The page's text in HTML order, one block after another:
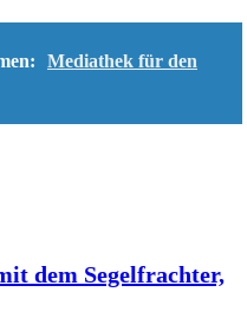
Mediathek für den
dem Segelfrachter,